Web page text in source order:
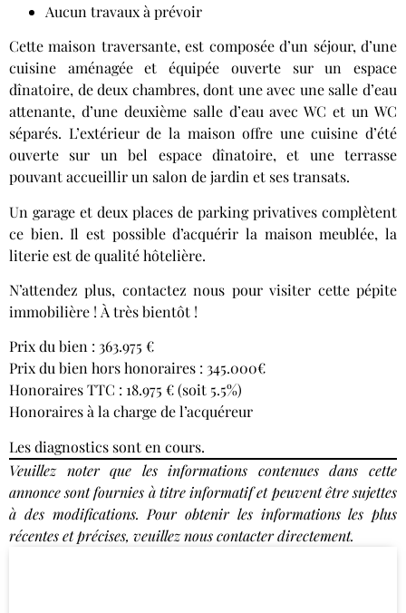
Aucun travaux à prévoir
Cette maison traversante, est composée d’un séjour, d’une
cuisine aménagée et équipée ouverte sur un espace
dînatoire, de deux chambres, dont une avec une salle d’eau
attenante, d’une deuxième salle d’eau avec WC et un WC
séparés. L’extérieur de la maison offre une cuisine d’été
ouverte sur un bel espace dînatoire, et une terrasse
pouvant accueillir un salon de jardin et ses transats.
Un garage et deux places de parking privatives complètent
ce bien. Il est possible d’acquérir la maison meublée, la
literie est de qualité hôtelière.
N’attendez plus, contactez nous pour visiter cette pépite
immobilière ! À très bientôt !
Prix du bien : 363.975 €
Prix du bien hors honoraires : 345.000€
Honoraires TTC : 18.975 € (soit 5.5%)
Honoraires à la charge de l’acquéreur
Les diagnostics sont en cours.
Veuillez noter que les informations contenues dans cette
annonce sont fournies à titre informatif et peuvent être sujettes
à des modifications. Pour obtenir les informations les plus
récentes et précises, veuillez nous contacter directement.